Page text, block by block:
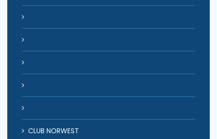
CLUB NORWEST